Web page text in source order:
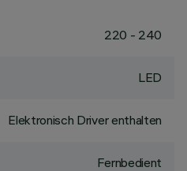
220 - 240
LED
Elektronisch Driver enthalten
Fernbedient